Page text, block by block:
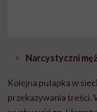
Narcystyczni
Kolejna pułapka w
przekazywania treści.